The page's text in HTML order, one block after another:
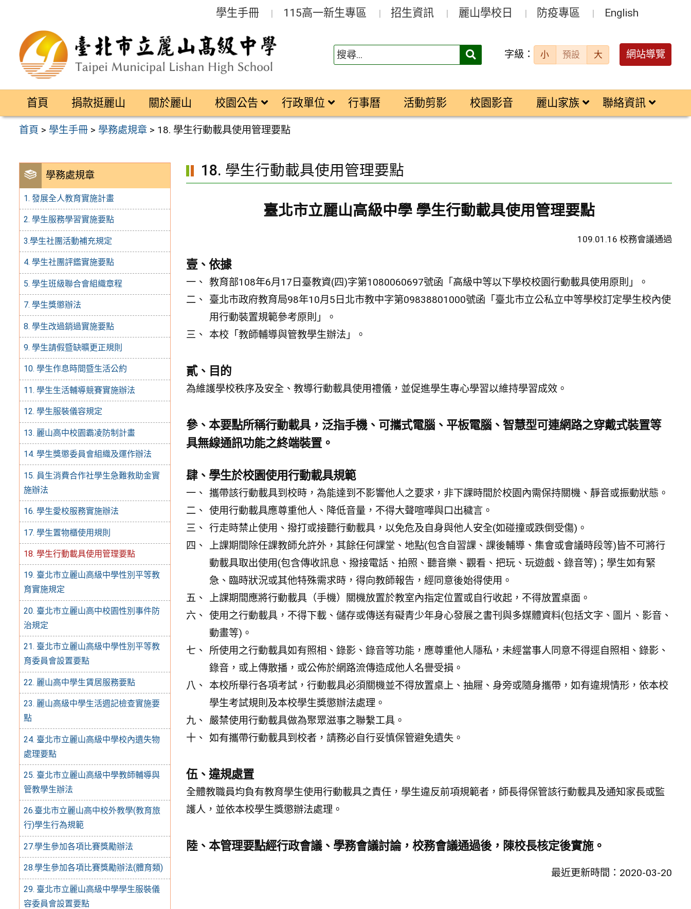
區
學生手冊 115高一新生專區 招生資訊 麗山學校日 防疫專區 English
搜
字級： 小 預設 大 網站導覽
首頁 捐款挺麗山 關於麗山 校園公告 行政單位 行事曆 活動剪影 校園影音 麗山家族 聯絡資訊
首頁 > 學生手冊 > 學務處規章 > 18. 學生行動載具使用管理要點
學務處規章
1. 發展全人教育實施計畫
2. 學生服務學習實施要點
3.學生社團活動補充規定
4. 學生社團評鑑實施要點
5. 學生班級聯合會組織章程
7. 學生獎懲辦法
8. 學生改過銷過實施要點
9. 學生請假暨缺曠更正規則
10. 學生作息時間暨生活公約
11. 學生生活輔導競賽實施辦法
12. 學生服裝儀容規定
13. 麗山高中校園霸凌防制計畫
14. 學生獎懲委員會組織及運作辦法
15. 員生消費合作社學生急難救助金實
施辦法
16. 學生愛校服務實施辦法
17. 學生置物櫃使用規則
18. 學生行動載具使用管理要點
19. 臺北市立麗山高級中學性別平等教
育實施規定
20. 臺北市立麗山高中校園性別事件防
治規定
21. 臺北市立麗山高級中學性別平等教
育委員會設置要點
22. 麗山高中學生賃居服務要點
23. 麗山高級中學生活週記檢查實施要
點
24. 臺北市立麗山高級中學校內遺失物
處理要點
25. 臺北市立麗山高級中學教師輔導與
管教學生辦法
26.臺北市立麗山高中校外教學(教育旅
行)學生行為規範
27.學生參加各項比賽獎勵辦法
28.學生參加各項比賽獎勵辦法(體育類)
29. 臺北市立麗山高級中學學生服裝儀
容委員會設置要點
18. 學生行動載具使用管理要點
臺北市立麗山高級中學 學生行動載具使用管理要點
109.01.16 校務會議通過
壹、依據
教育部108年6月17日臺教資(四)字第1080060697號函「高級中等以下學校校園行動載具使用原則」。
臺北市政府教育局98年10月5日北市教中字第09838801000號函「臺北市立公私立中等學校訂定學生校內使
用行動裝置規範參考原則」。
本校「教師輔導與管教學生辦法」。
貳、目的
為維護學校秩序及安全、教導行動載具使用禮儀，並促進學生專心學習以維持學習成效。
參、本要點所稱行動載具，泛指手機、可攜式電腦、平板電腦、智慧型可連網路之穿戴式裝置等
具無線通訊功能之終端裝置。
肆、學生於校園使用行動載具規範
攜帶該行動載具到校時，為能達到不影響他人之要求，非下課時間於校園內需保持關機、靜音或振動狀態。
使用行動載具應尊重他人、降低音量，不得大聲喧嘩與口出穢言。
行走時禁止使用、撥打或接聽行動載具，以免危及自身與他人安全(如碰撞或跌倒受傷)。
上課期間除任課教師允許外，其餘任何課堂、地點(包含自習課、課後輔導、集會或會議時段等)皆不可將行
動載具取出使用(包含傳收訊息、撥接電話、拍照、聽音樂、觀看、把玩、玩遊戲、錄音等)；學生如有緊
急、臨時狀況或其他特殊需求時，得向教師報告，經同意後始得使用。
上課期間應將行動載具（手機）關機放置於教室內指定位置或自行收起，不得放置桌面。
使用之行動載具，不得下載、儲存或傳送有礙青少年身心發展之書刊與多媒體資料(包括文字、圖片、影音、
動畫等)。
所使用之行動載具如有照相、錄影、錄音等功能，應尊重他人隱私，未經當事人同意不得逕自照相、錄影、
錄音，或上傳散播，或公佈於網路流傳造成他人名譽受損。
本校所舉行各項考試，行動載具必須關機並不得放置桌上、抽屜、身旁或隨身攜帶，如有違規情形，依本校
學生考試規則及本校學生獎懲辦法處理。
嚴禁使用行動載具做為聚眾滋事之聯繫工具。
如有攜帶行動載具到校者，請務必自行妥慎保管避免遺失。
伍、違規處置
全體教職員均負有教育學生使用行動載具之責任，學生違反前項規範者，師長得保管該行動載具及通知家長或監
護人，並依本校學生獎懲辦法處理。
陸、本管理要點經行政會議、學務會議討論，校務會議通過後，陳校長核定後實施。
最近更新時間：2020-03-20